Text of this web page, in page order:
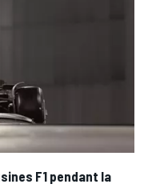
F1 pendant la